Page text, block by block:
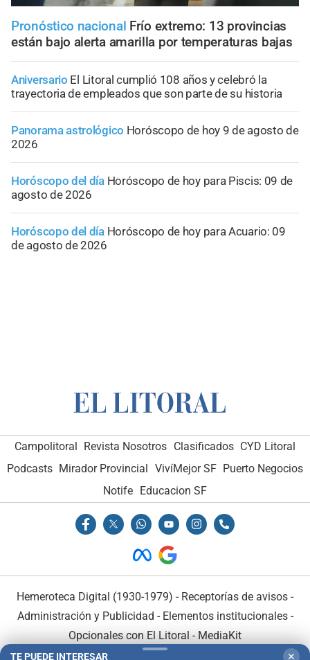
Pronóstico nacional Frío extremo: 13 provincias
están bajo alerta amarilla por temperaturas bajas
Aniversario El Litoral cumplió 108 años y celebró la
trayectoria de empleados que son parte de su historia
Panorama astrológico Horóscopo de hoy 9 de agosto de
2026
Horóscopo del día Horóscopo de hoy para Piscis: 09 de
agosto de 2026
Horóscopo del día Horóscopo de hoy para Acuario: 09
de agosto de 2026
Campolitoral Revista Nosotros Clasificados CYD Litoral
Podcasts Mirador Provincial VivíMejor SF Puerto Negocios
Notife Educacion SF
Hemeroteca Digital (1930-1979) - Receptorías de avisos -
Administración y Publicidad - Elementos institucionales-
Opcionales con El Litoral - MediaKit
TE PUEDE INTERESAR ✕